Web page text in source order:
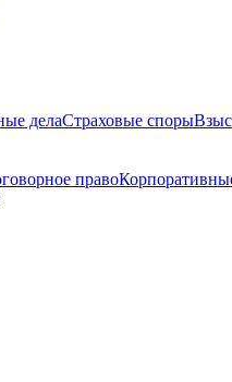
делаСтраховые споры
право